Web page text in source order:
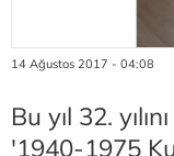
14 Ağustos 2017 - 04:08
Bu yıl 32.
'1940-1975